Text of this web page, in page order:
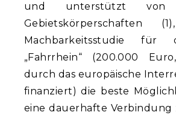
und unterstützt von
Gebietskörperschaften
Machbarkeitsstudie für
„Fahrrhein“ (200.000
durch das europäische
finanziert) die beste
eine dauerhafte Verbindung